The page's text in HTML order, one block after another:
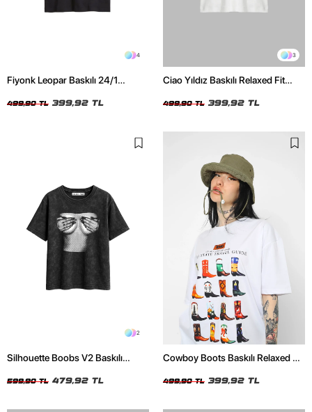
4
Fiyonk Leopar Baskılı 24/1
Tshirt
499,90 TL 399,92 TL
3
Ciao Yıldız Baskılı Relaxed Fit
499,90 TL 399,92 TL
2
Silhouette Boobs V2 Baskılı
Tshirt
599,90 TL 479,92 TL
Cowboy Boots Baskılı Relaxed Fit
499,90 TL 399,92 TL